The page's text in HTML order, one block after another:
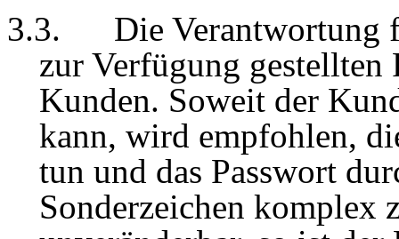
3.3.
Die Verantwortung
zur Verfügung gestellten
Kunden. Soweit der
kann, wird empfohlen,
tun und das Passwort
Sonderzeichen komplex